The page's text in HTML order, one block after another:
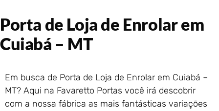
Portão de Garagem de
Enrolar em Queimados – RJ
Enrolar em Paraty – RJ
Portão de Garagem de
Enrolar em Nova Iguaçu – RJ
Porta de Loja de Enrolar em
Cuiabá – MT
Em busca de Porta de Loja de Enrolar em Cuiabá –
MT? Aqui na Favaretto Portas você irá descobrir
com a nossa fábrica as mais fantásticas variações